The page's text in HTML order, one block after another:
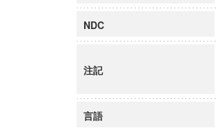
NDC
注記
言語